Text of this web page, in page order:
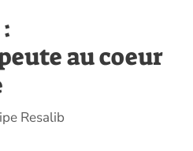
au coeur
Resalib